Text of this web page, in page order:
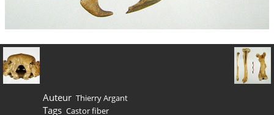
Auteur Thierry Argant
Tags Castor fiber